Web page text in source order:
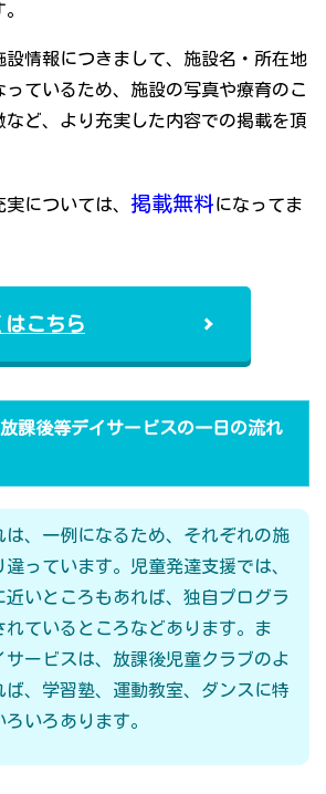
設情報につきまして、施設名・所在地
っているため、施設の写真や療育のこ
など、より充実した内容での掲載を頂
については、 掲載無料になってま
はこちら
課後等デイサービスの一日の流れ
は、一例になるため、それぞれの施
っています。児童発達支援では、
近いところもあれば、独自プログラ
れているところなどあります。ま
サービスは、放課後児童クラブのよ
ば、学習塾、運動教室、ダンスに特
いろあります。